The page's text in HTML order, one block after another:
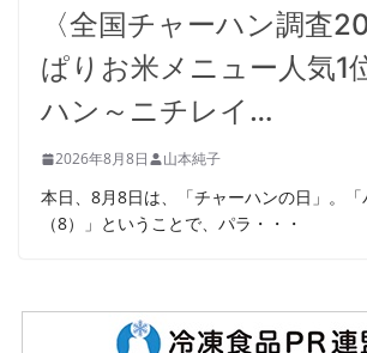
〈全国チャーハン調査
ぱりお米メニュー人気1
ハン～ニチレイ…
2026年8月8日 山本純子
本日、8月8日は、「チャーハンの日」。「
（8）」ということで、パラ・・・